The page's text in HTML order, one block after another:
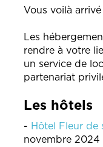
Vous voilà
Les
rendre à votre
un service de
partenariat
Les hôtels
- Hôtel Fleur de
novembre 2024